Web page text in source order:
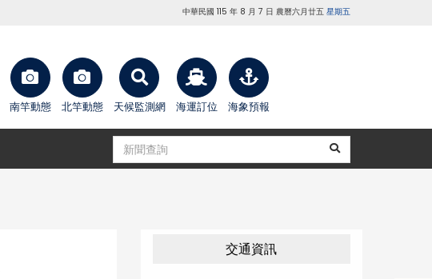
中華民國 115 年 8 月 7 日 農曆六月廿五 星期五
南竿動態 北竿動態 天候監測網 海運訂位 海象預報
交通資訊